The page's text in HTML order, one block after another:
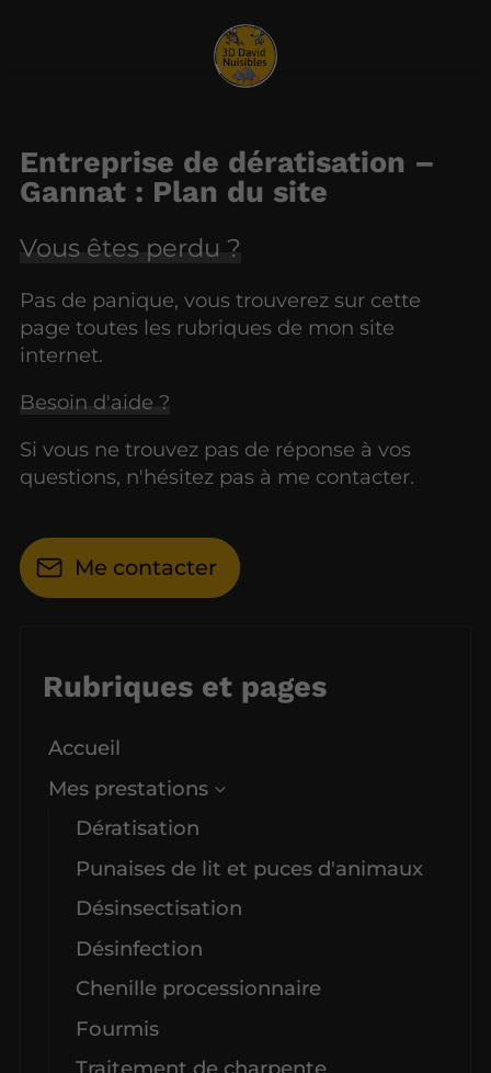
Entreprise de dératisation –
Gannat : Plan du site
Vous êtes perdu ?
Pas de panique, vous trouverez sur cette
page toutes les rubriques de mon site
internet.​​
Besoin d'aide ?
Si vous ne trouvez pas de réponse à vos
questions, n'hésitez pas à me contacter.
Me contacter
Rubriques et pages
Accueil
Mes prestations
Dératisation
Punaises de lit et puces d'animaux
Désinsectisation
Désinfection
Chenille processionnaire
Fourmis